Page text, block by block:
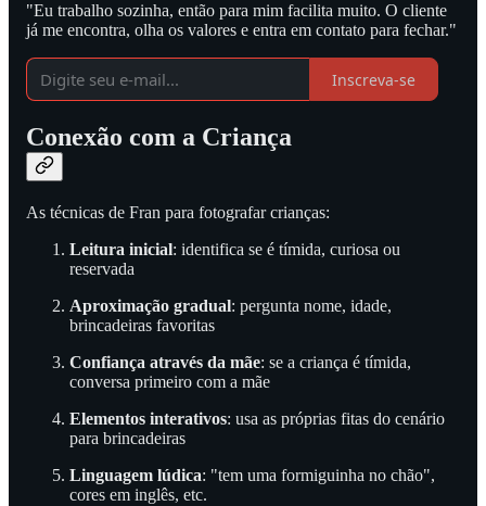
"Eu trabalho sozinha, então para mim facilita muito. O cliente
já me encontra, olha os valores e entra em contato para fechar."
Inscreva-se
Conexão com a Criança
As técnicas de Fran para fotografar crianças:
Leitura inicial: identifica se é tímida, curiosa ou
reservada
Aproximação gradual: pergunta nome, idade,
brincadeiras favoritas
Confiança através da mãe: se a criança é tímida,
conversa primeiro com a mãe
Elementos interativos: usa as próprias fitas do cenário
para brincadeiras
Linguagem lúdica: "tem uma formiguinha no chão",
cores em inglês, etc.